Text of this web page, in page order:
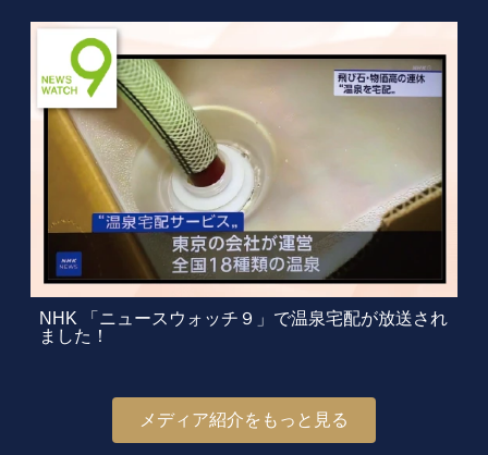
NHK 「ニュースウォッチ９」で温泉宅配が放送され
ました！
メディア紹介をもっと見る